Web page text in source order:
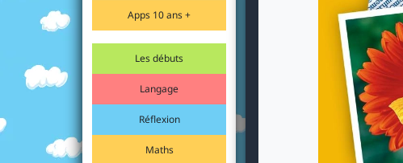
Apps 10 ans +
Les débuts
Langage
Réflexion
Maths